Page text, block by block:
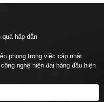
quà hấp dẫn
phong trong việc cập nhật
nghệ hiện đại hàng đầu hiện